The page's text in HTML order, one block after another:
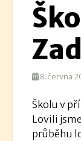
8.června
Školu v
Lovili
průběhu